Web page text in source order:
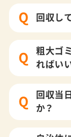
Q 回収し
Q
粗大ゴ
ればい
Q
回収当
か？